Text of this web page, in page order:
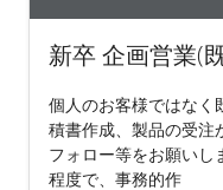
新卒 企画営業(
個人のお客様ではなく
積書作成、製品の受注
フォロー等をお願いし
程度で、事務的作